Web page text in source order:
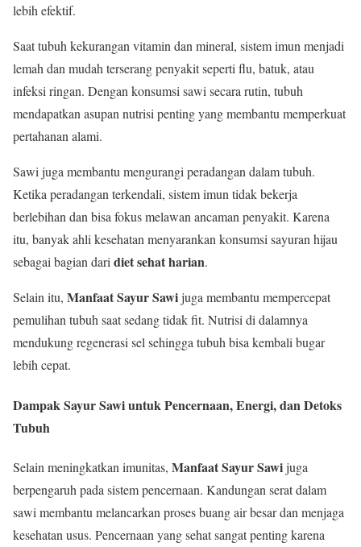
lebih efektif.
Saat tubuh kekurangan vitamin dan mineral, sistem imun menjadi
lemah dan mudah terserang penyakit seperti flu, batuk, atau
infeksi ringan. Dengan konsumsi sawi secara rutin, tubuh
mendapatkan asupan nutrisi penting yang membantu memperkuat
pertahanan alami.
Sawi juga membantu mengurangi peradangan dalam tubuh.
Ketika peradangan terkendali, sistem imun tidak bekerja
berlebihan dan bisa fokus melawan ancaman penyakit. Karena
itu, banyak ahli kesehatan menyarankan konsumsi sayuran hijau
sebagai bagian daridiet sehat harian.
Selain itu, Manfaat Sayur Sawijuga membantu mempercepat
pemulihan tubuh saat sedang tidak fit. Nutrisi di dalamnya
mendukung regenerasi sel sehingga tubuh bisa kembali bugar
lebih cepat.
Dampak Sayur Sawi untuk Pencernaan, Energi, dan Detoks
Tubuh
Selain meningkatkan imunitas, Manfaat Sayur Sawijuga
berpengaruh pada sistem pencernaan. Kandungan serat dalam
sawi membantu melancarkan proses buang air besar dan menjaga
kesehatan usus. Pencernaan yang sehat sangat penting karena